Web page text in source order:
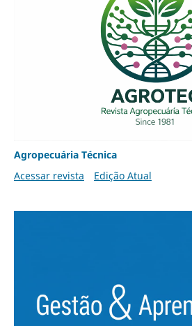
Agropecuária Técnica
Acessar revista
Edição Atual